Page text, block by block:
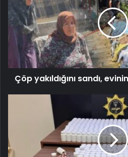
Çöp yakıldığını sandı,